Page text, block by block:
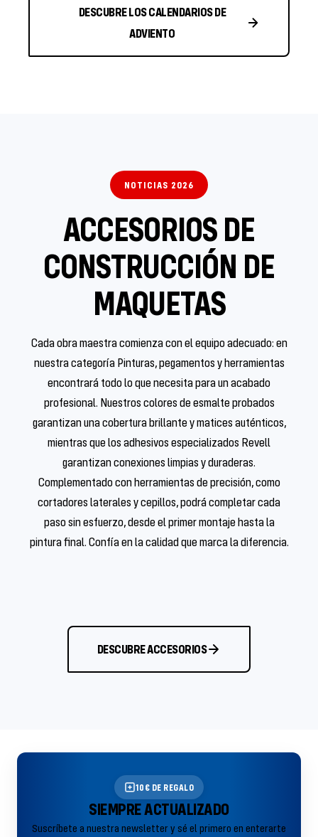
DESCUBRE LOS CALENDARIOS DE
ADVIENTO
NOTICIAS 2026
ACCESORIOS DE
CONSTRUCCIÓN DE
MAQUETAS
Cada obra maestra comienza con el equipo adecuado: en
nuestra categoría Pinturas, pegamentos y herramientas
encontrará todo lo que necesita para un acabado
profesional. Nuestros colores de esmalte probados
garantizan una cobertura brillante y matices auténticos,
mientras que los adhesivos especializados Revell
garantizan conexiones limpias y duraderas.
Complementado con herramientas de precisión, como
cortadores laterales y cepillos, podrá completar cada
paso sin esfuerzo, desde el primer montaje hasta la
pintura final. Confía en la calidad que marca la diferencia.
DESCUBRE ACCESORIOS
10€ DE REGALO
SIEMPRE ACTUALIZADO
Suscríbete a nuestra newsletter y sé el primero en enterarte